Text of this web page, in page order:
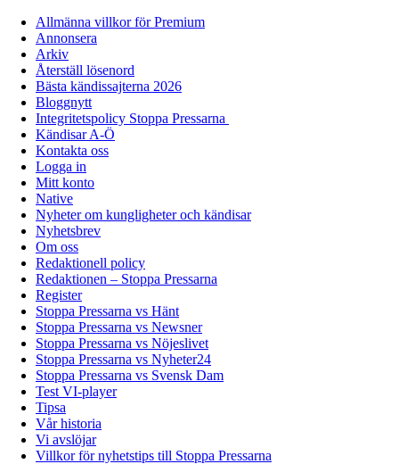
Allmänna villkor för Premium
Annonsera
Arkiv
Återställ lösenord
Bästa kändissajterna 2026
Bloggnytt
Integritetspolicy Stoppa Pressarna
Kändisar A-Ö
Kontakta oss
Logga in
Mitt konto
Native
Nyheter om kungligheter och kändisar
Nyhetsbrev
Om oss
Redaktionell policy
Redaktionen – Stoppa Pressarna
Register
Stoppa Pressarna vs Hänt
Stoppa Pressarna vs Newsner
Stoppa Pressarna vs Nöjeslivet
Stoppa Pressarna vs Nyheter24
Stoppa Pressarna vs Svensk Dam
Test VI-player
Tipsa
Vår historia
Vi avslöjar
Villkor för nyhetstips till Stoppa Pressarna